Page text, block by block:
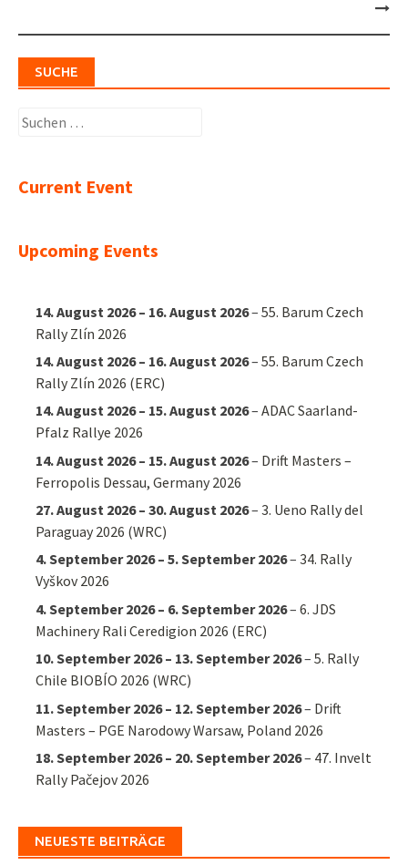
SUCHE
Suchen
Current Event
Upcoming Events
14. August 2026– 16. August 2026–55. Barum Czech
Rally Zlín 2026
14. August 2026– 16. August 2026–55. Barum Czech
Rally Zlín 2026 (ERC)
14. August 2026– 15. August 2026–ADAC Saarland-
Pfalz Rallye 2026
14. August 2026– 15. August 2026– Drift Masters –
Ferropolis Dessau, Germany 2026
27. August 2026– 30. August 2026–3. Ueno Rally del
Paraguay 2026 (WRC)
4. September 2026– 5. September 2026–34. Rally
Vyškov 2026
4. September 2026– 6. September 2026–6. JDS
Machinery Rali Ceredigion 2026 (ERC)
10. September 2026– 13. September 2026–5. Rally
Chile BIOBÍO 2026 (WRC)
11. September 2026– 12. September 2026– Drift
Masters – PGE Narodowy Warsaw, Poland 2026
18. September 2026– 20. September 2026– 47. Invelt
Rally Pačejov 2026
NEUESTE BEITRÄGE